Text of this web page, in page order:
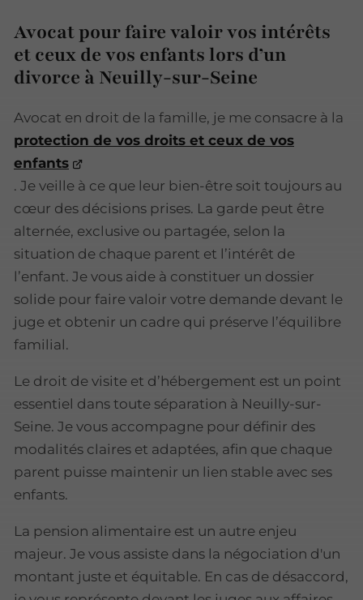
Avocat pour faire valoir vos intérêts
et ceux de vos enfants lors d’un
divorce à Neuilly-sur-Seine
Avocat en droit de la famille, je me consacre à la
protection de vos droits et ceux de vos
enfants
. Je veille à ce que leur bien-être soit toujours au
cœur des décisions prises. La garde peut être
alternée, exclusive ou partagée, selon la
situation de chaque parent et l’intérêt de
l’enfant. Je vous aide à constituer un dossier
solide pour faire valoir votre demande devant le
juge et obtenir un cadre qui préserve l’équilibre
familial.
Le droit de visite et d’hébergement est un point
essentiel dans toute séparation à Neuilly-sur-
Seine. Je vous accompagne pour définir des
modalités claires et adaptées, afin que chaque
parent puisse maintenir un lien stable avec ses
enfants.
La pension alimentaire est un autre enjeu
majeur. Je vous assiste dans la négociation d'un
montant juste et équitable. En cas de désaccord,